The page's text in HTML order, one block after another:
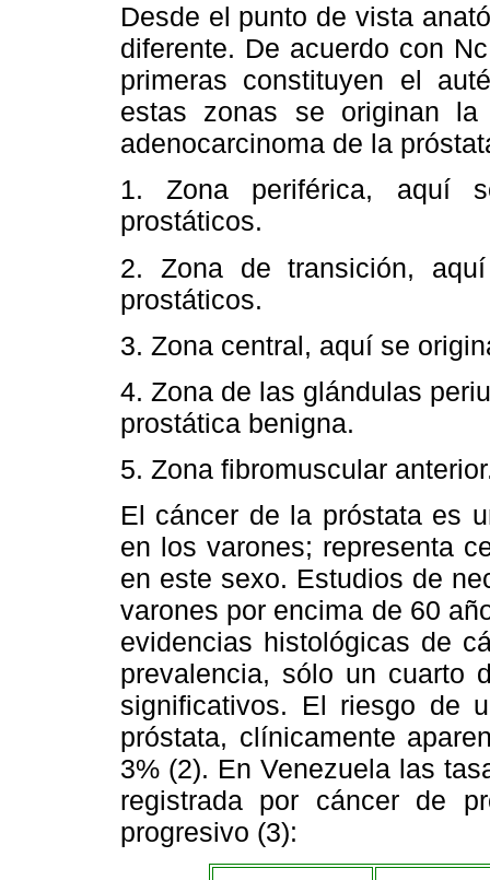
Desde el punto de vista
diferente. De acuerdo con
primeras constituyen el
estas zonas se originan
adenocarcinoma de la
1. Zona periférica, aquí
prostáticos.
2. Zona de transición,
prostáticos.
3. Zona central, aquí se
4. Zona de las glándulas
prostática benigna.
5. Zona fibromuscular
El cáncer de la próstata es
en los varones; representa
en este sexo. Estudios de
varones por encima de 60
evidencias histológicas de
prevalencia, sólo un cuarto
significativos. El riesgo de
próstata, clínicamente
3% (2). En Venezuela las
registrada por cáncer de
progresivo (3):